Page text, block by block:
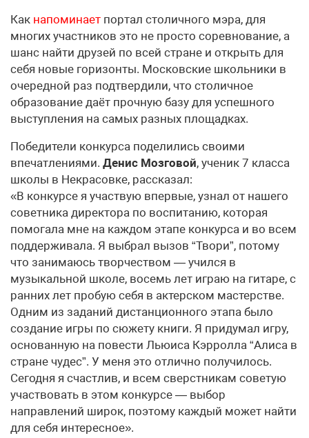
Как напоминает портал столичного мэра, для
многих участников это не просто соревнование, а
шанс найти друзей по всей стране и открыть для
себя новые горизонты. Московские школьники в
очередной раз подтвердили, что столичное
образование даёт прочную базу для успешного
выступления на самых разных площадках.
Победители конкурса поделились своими
впечатлениями. Денис Мозговой, ученик 7 класса
школы в Некрасовке, рассказал:
«В конкурсе я участвую впервые, узнал от нашего
советника директора по воспитанию, которая
помогала мне на каждом этапе конкурса и во всем
поддерживала. Я выбрал вызов “Твори”, потому
что занимаюсь творчеством — учился в
музыкальной школе, восемь лет играю на гитаре, с
ранних лет пробую себя в актерском мастерстве.
Одним из заданий дистанционного этапа было
создание игры по сюжету книги. Я придумал игру,
основанную на повести Льюиса Кэрролла “Алиса в
стране чудес”. У меня это отлично получилось.
Сегодня я счастлив, и всем сверстникам советую
участвовать в этом конкурсе — выбор
направлений широк, поэтому каждый может найти
для себя интересное».